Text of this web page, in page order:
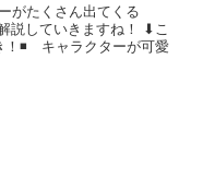
がたくさん出てくる
説していきますね！ ⬇︎こ
！◾️ キャラクターが可愛